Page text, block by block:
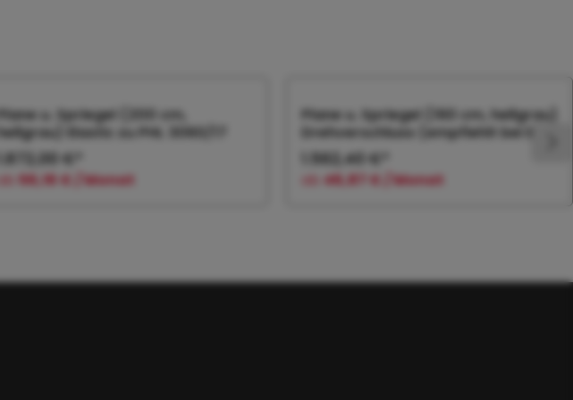
Plane u. Spriegel (200 cm,
hellgrau) Elastic zu PHL 3060/17
1.872,00 €*
ab 56,16 € / Monat
Plane u. Spriegel (160 cm, hellgrau)
Drehverschluss (empfiehlt bei Bl.
1.562,40 €*
ab 46,87 € / Monat